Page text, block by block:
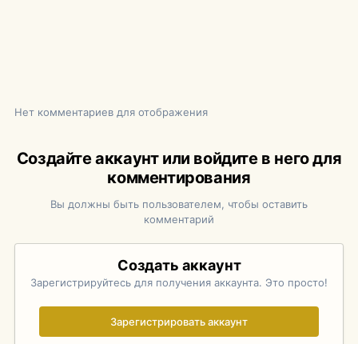
Нет комментариев для отображения
Создайте аккаунт или войдите в него для
комментирования
Вы должны быть пользователем, чтобы оставить
комментарий
Создать аккаунт
Зарегистрируйтесь для получения аккаунта. Это просто!
Зарегистрировать аккаунт